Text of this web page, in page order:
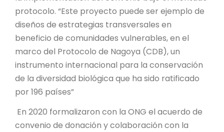
protocolo. “Este proyecto puede ser ejemplo de
diseños de estrategias transversales en
beneficio de comunidades vulnerables, en el
marco del Protocolo de Nagoya (CDB), un
instrumento internacional para la conservación
de la diversidad biológica que ha sido ratificado
por 196 países”
En 2020 formalizaron con la ONG el acuerdo de
convenio de donación y colaboración con la